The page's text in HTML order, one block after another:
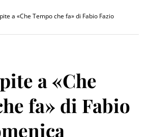
a «Che Tempo che fa» di Fabio Fazio
a «Che
fa» di Fabio